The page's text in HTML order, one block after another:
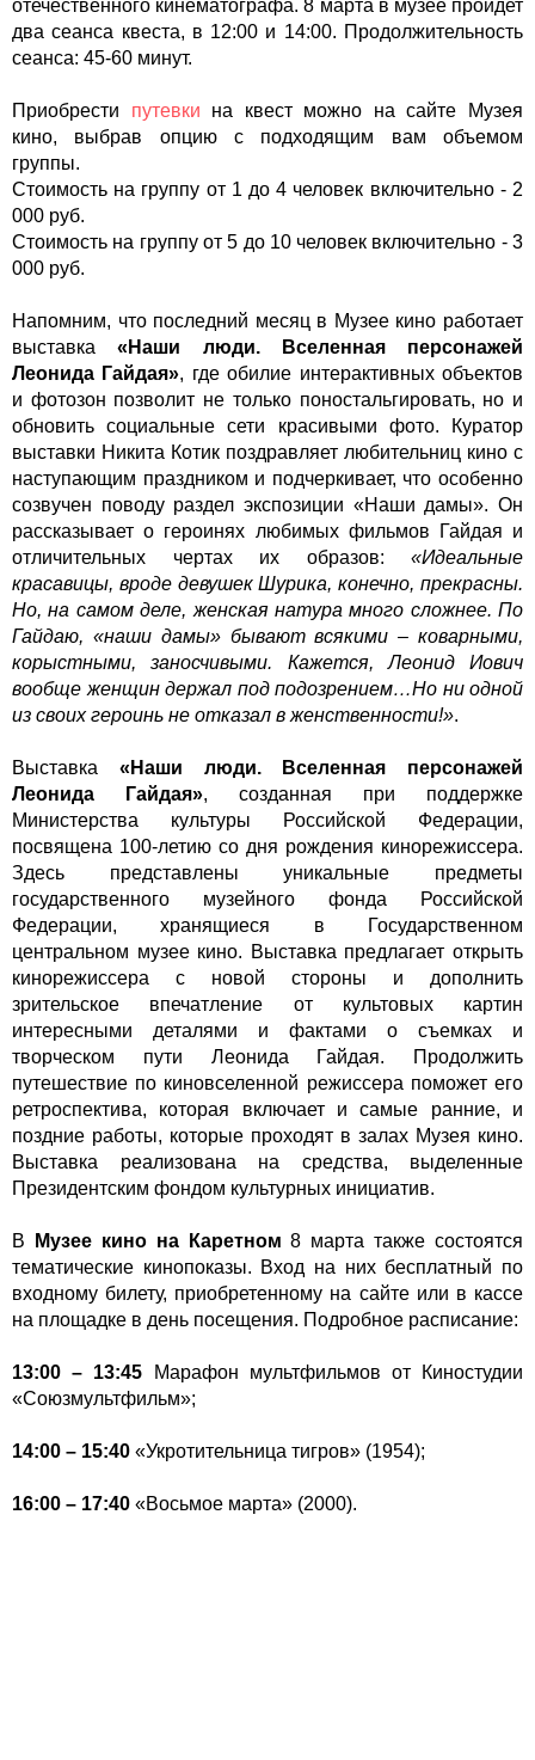
отечественного кинематографа. 8 марта в музее пройдет
два сеанса квеста, в 12:00 и 14:00. Продолжительность
сеанса: 45-60 минут.
Приобрести путевки на квест можно на сайте Музея
кино, выбрав опцию с подходящим вам объемом
группы.
Стоимость на группу от 1 до 4 человек включительно - 2
000 руб.
Стоимость на группу от 5 до 10 человек включительно - 3
000 руб.
Напомним, что последний месяц в Музее кино работает
выставка«Наши люди. Вселенная персонажей
Леонида Гайдая», где обилие интерактивных объектов
и фотозон позволит не только поностальгировать, но и
обновить социальные сети красивыми фото. Куратор
выставки Никита Котик поздравляет любительниц кино с
наступающим праздником и подчеркивает, что особенно
созвучен поводу раздел экспозиции «Наши дамы». Он
рассказывает о героинях любимых фильмов Гайдая и
отличительных чертах их образов: «Идеальные
красавицы, вроде девушек Шурика, конечно, прекрасны.
Но, на самом деле, женская натура много сложнее. По
Гайдаю, «наши дамы» бывают всякими – коварными,
корыстными, заносчивыми. Кажется, Леонид Иович
вообще женщин держал под подозрением…Но ни одной
из своих героинь не отказал в женственности!».
Выставка «Наши люди. Вселенная персонажей
Леонида Гайдая», созданная при поддержке
Министерства культуры Российской Федерации,
посвящена 100-летию со дня рождения кинорежиссера.
Здесь представлены уникальные предметы
государственного музейного фонда Российской
Федерации, хранящиеся в Государственном
центральном музее кино. Выставка предлагает открыть
кинорежиссера с новой стороны и дополнить
зрительское впечатление от культовых картин
интересными деталями и фактами о съемках и
творческом пути Леонида Гайдая. Продолжить
путешествие по киновселенной режиссера поможет его
ретроспектива, которая включает и самые ранние, и
поздние работы, которые проходят в залах Музея кино.
Выставка реализована на средства, выделенные
Президентским фондом культурных инициатив.
В Музее кино на Каретном 8 марта также состоятся
тематические кинопоказы. Вход на них бесплатный по
входному билету, приобретенному на сайте или в кассе
на площадке в день посещения. Подробное расписание:
13:00 – 13:45 Марафон мультфильмов от Киностудии
«Союзмультфильм»;
14:00 – 15:40 «Укротительница тигров» (1954);
16:00 – 17:40 «Восьмое марта» (2000).